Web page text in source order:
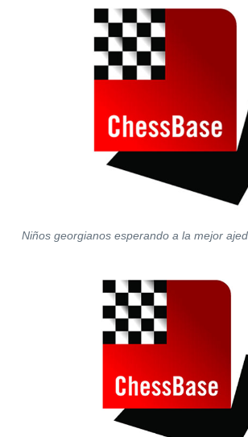
Niños georgianos esperando a la mejor